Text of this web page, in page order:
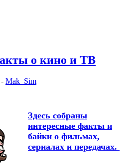
о кино и ТВ
Mak_Sim
Здесь собраны
интересные факты и
байки о фильмах,
сериалах и передачах.